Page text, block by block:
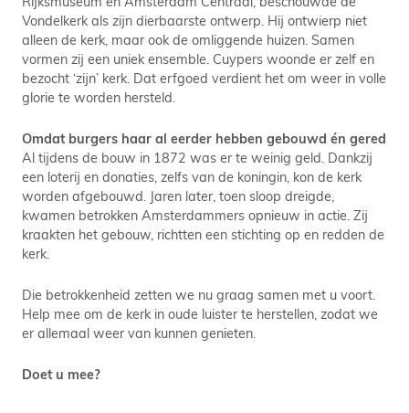
Vondelkerk als zijn dierbaarste ontwerp. Hij ontwierp niet
alleen de kerk, maar ook de omliggende huizen. Samen
vormen zij een uniek ensemble. Cuypers woonde er zelf en
bezocht ‘zijn’ kerk. Dat erfgoed verdient het om weer in volle
glorie te worden hersteld.
Omdat burgers haar al eerder hebben gebouwd én gered
Al tijdens de bouw in 1872 was er te weinig geld. Dankzij
een loterij en donaties, zelfs van de koningin, kon de kerk
worden afgebouwd. Jaren later, toen sloop dreigde,
kwamen betrokken Amsterdammers opnieuw in actie. Zij
kraakten het gebouw, richtten een stichting op en redden de
kerk.
Die betrokkenheid zetten we nu graag samen met u voort.
Help mee om de kerk in oude luister te herstellen, zodat we
er allemaal weer van kunnen genieten.
Doet u mee?